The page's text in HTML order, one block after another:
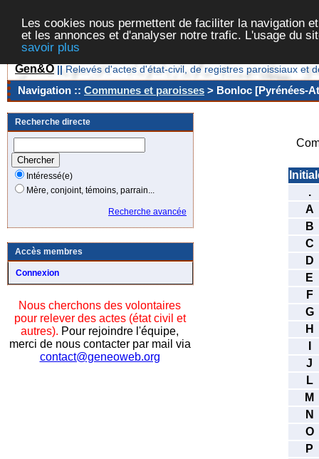
Les cookies nous permettent de faciliter la navigation
et les annonces et d'analyser notre trafic. L'usage du
savoir plus
Gen&O || Relevés d'actes d'état-civil, de registres paroissiaux et
Navigation :: Communes et paroisses > Bonloc [Pyrénées-
Recherche directe
Intéressé(e)
Mère, conjoint, témoins, parrain...
Recherche avancée
Accès membres
Connexion
Nous cherchons des volontaires
pour relever des actes (état civil et
autres). Pour rejoindre l'équipe,
merci de nous contacter par mail via
contact@geneoweb.org
.
A
B
C
D
E
F
G
H
J
L
M
N
O
P